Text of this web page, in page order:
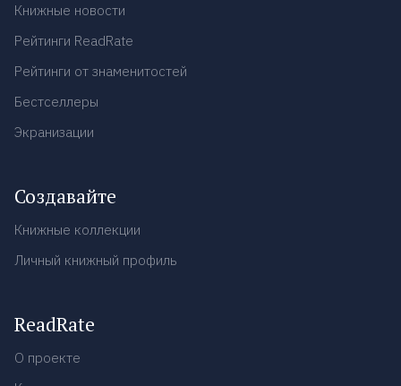
Книжные новости
Рейтинги ReadRate
Рейтинги от знаменитостей
Бестселлеры
Экранизации
Создавайте
Книжные коллекции
Личный книжный профиль
ReadRate
О проекте